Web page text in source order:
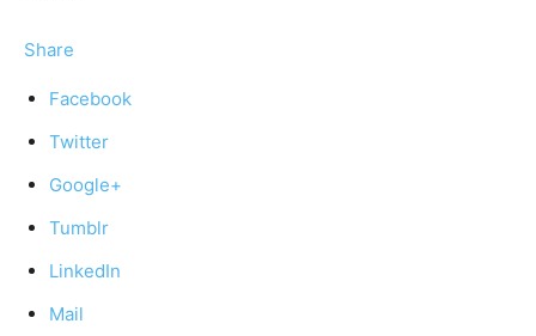
Share
Facebook
Twitter
Google+
Tumblr
LinkedIn
Mail